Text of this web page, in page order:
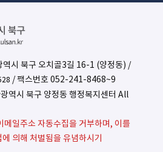
시 북구 오치골3길 16-1 (양정동) /
/ 팩스번호 052-241-8468~9
역시 북구 양정동 행정복지센터 All
메일주소 자동수집을 거부하며, 이를
의해 처벌됨을 유념하시기